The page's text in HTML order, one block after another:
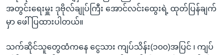
အတွင်းရေးမှူး ဒုဗိုလ်ချုပ်ကြီး အောင်လင်းထွေးရဲ့ ထုတ်ပြန်ချက်
မှာ ဖေါ်ပြထားပါတယ်။
သက်ဆိုင်သူတွေထံကနေ ငွေသား ကျပ်သိန်း(၁၀၀)အပြင် ၊ ကျပ်